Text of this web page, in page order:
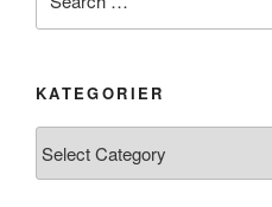
for:
KATEGORIER